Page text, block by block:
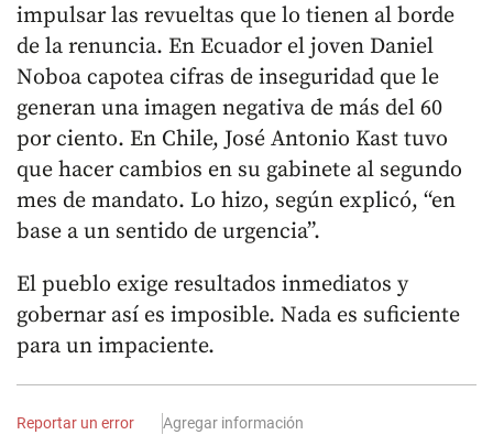
impulsar las revueltas que lo tienen al borde
de la renuncia. En Ecuador el joven Daniel
Noboa capotea cifras de inseguridad que le
generan una imagen negativa de más del 60
por ciento. En Chile, José Antonio Kast tuvo
que hacer cambios en su gabinete al segundo
mes de mandato. Lo hizo, según explicó, “en
base a un sentido de urgencia”.
El pueblo exige resultados inmediatos y
gobernar así es imposible. Nada es suficiente
para un impaciente.
Reportar un error Agregar información